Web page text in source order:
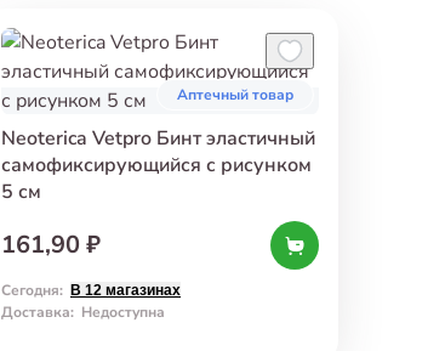
Аптечный товар
Neoterica Vetpro Бинт эластичный
самофиксирующийся с рисунком
5 см
161,90 ₽
Сегодня: В 12 магазинах
Доставка: Недоступна